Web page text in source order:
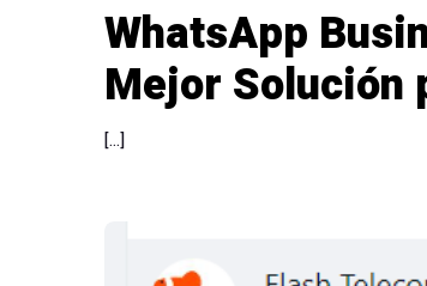
WhatsApp
Mejor Solución
[…]